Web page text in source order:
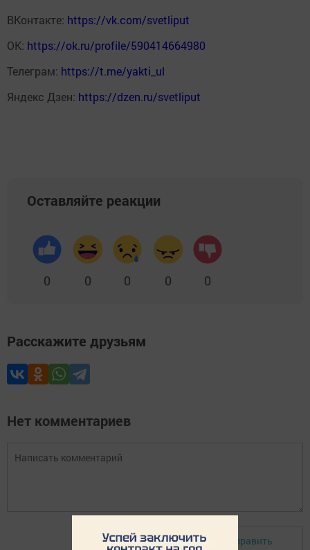
ВКонтакте: https://vk.com/svetliput
ОК: https://ok.ru/profile/590414664980
Телеграм: https://t.me/yakti_ul
Яндекс Дзен: https://dzen.ru/svetliput
Оставляйте реакции
0 0 0 0 0
Расскажите друзьям
Нет комментариев
Авторизоваться Отправить